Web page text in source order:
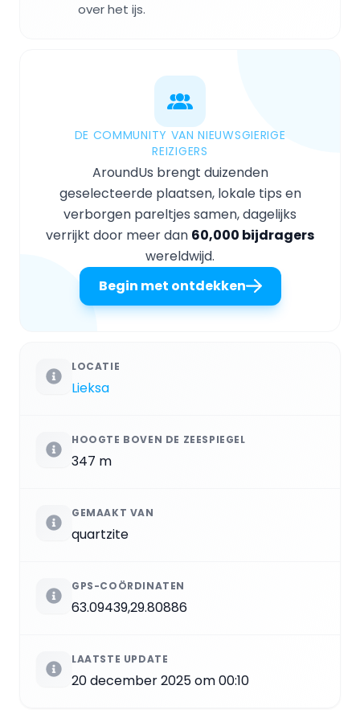
over het ijs.
DE COMMUNITY VAN NIEUWSGIERIGE
REIZIGERS
AroundUs brengt duizenden
geselecteerde plaatsen, lokale tips en
verborgen pareltjes samen, dagelijks
verrijkt door meer dan 60,000 bijdragers
wereldwijd.
Begin met ontdekken
LOCATIE
Lieksa
HOOGTE BOVEN DE ZEESPIEGEL
347 m
GEMAAKT VAN
quartzite
GPS-COÖRDINATEN
63.09439,29.80886
LAATSTE UPDATE
20 december 2025 om 00:10